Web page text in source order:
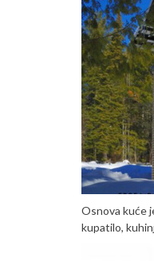
Osnova kuće
kupatilo,